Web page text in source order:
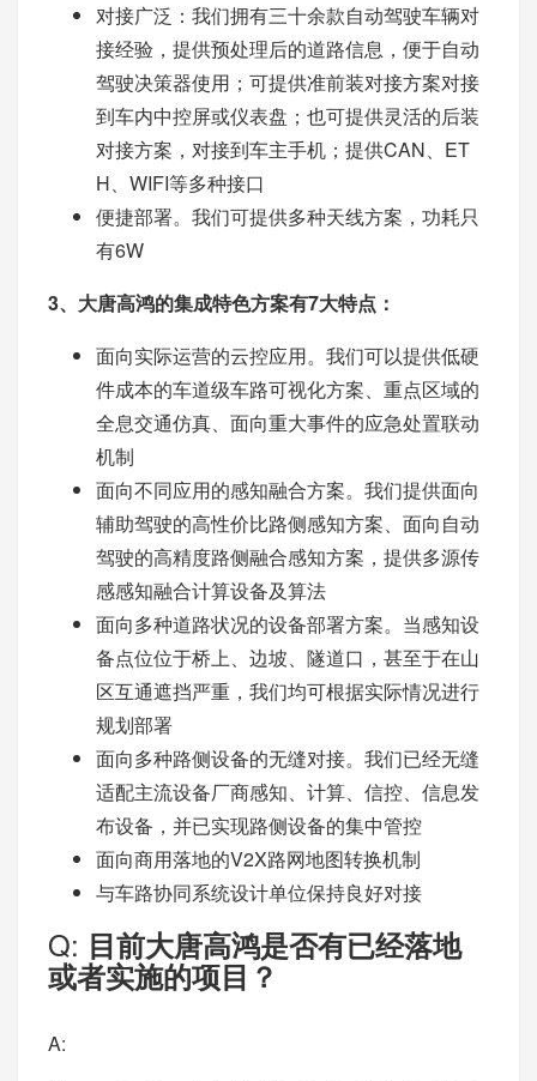
对接广泛：我们拥有三十余款自动驾驶车辆对
接经验，提供预处理后的道路信息，便于自动
驾驶决策器使用；可提供准前装对接方案对接
到车内中控屏或仪表盘；也可提供灵活的后装
对接方案，对接到车主手机；提供CAN、ET
H、WIFI等多种接口
便捷部署。我们可提供多种天线方案，功耗只
有6W
3、大唐高鸿的集成特色方案有7大特点：
面向实际运营的云控应用。我们可以提供低硬
件成本的车道级车路可视化方案、重点区域的
全息交通仿真、面向重大事件的应急处置联动
机制
面向不同应用的感知融合方案。我们提供面向
辅助驾驶的高性价比路侧感知方案、面向自动
驾驶的高精度路侧融合感知方案，提供多源传
感感知融合计算设备及算法
面向多种道路状况的设备部署方案。当感知设
备点位位于桥上、边坡、隧道口，甚至于在山
区互通遮挡严重，我们均可根据实际情况进行
规划部署
面向多种路侧设备的无缝对接。我们已经无缝
适配主流设备厂商感知、计算、信控、信息发
布设备，并已实现路侧设备的集中管控
面向商用落地的V2X路网地图转换机制
与车路协同系统设计单位保持良好对接
Q: 目前大唐高鸿是否有已经落地
或者实施的项目？
A: